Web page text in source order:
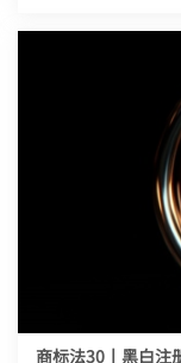
商标法30丨黑白注